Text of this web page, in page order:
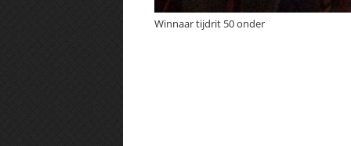
Winnaar tijdrit 50 onder